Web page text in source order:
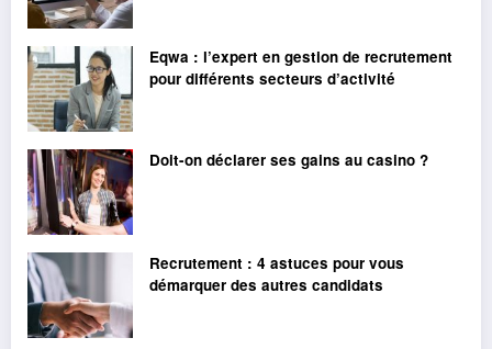
Eqwa : l’expert en gestion de recrutement
pour différents secteurs d’activité
Doit-on déclarer ses gains au casino ?
Recrutement : 4 astuces pour vous
démarquer des autres candidats